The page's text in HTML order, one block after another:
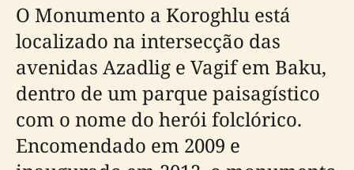
O Monumento a Koroghlu está
localizado na intersecção das
avenidas Azadlig e Vagif em Baku,
dentro de um parque paisagístico
com o nome do herói folclórico.
Encomendado em 2009 e